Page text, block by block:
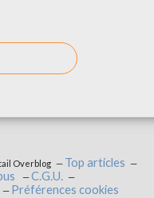
Overblog
Top articles
C.G.U.
Préférences cookies